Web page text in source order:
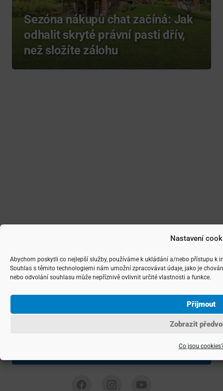
Nastavení
Abychom poskytli co nejlepší služby, používáme k ukládání a/nebo přístupu k
Souhlas s těmito technologiemi nám umožní zpracovávat údaje, jako je
nebo odvolání souhlasu může nepříznivě ovlivnit určité vlastnosti a funkce.
Přijmout
Zobrazit
Co jsou
Sezóna nákupů chat začíná: Jak
odhalit skryté právní pasti dřív,
než složíte zálohu